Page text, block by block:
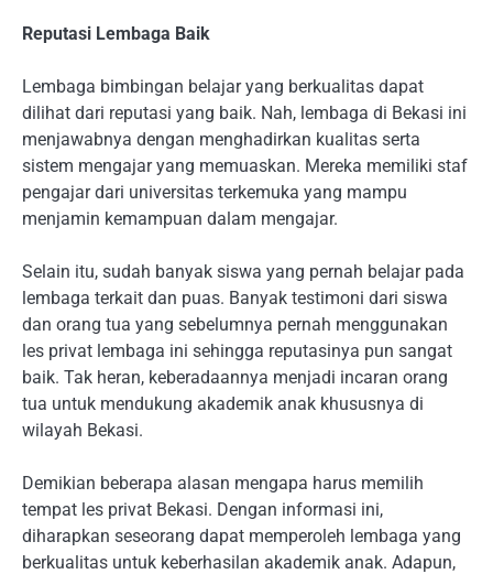
Reputasi Lembaga Baik
Lembaga bimbingan belajar yang berkualitas dapat
dilihat dari reputasi yang baik. Nah, lembaga di Bekasi ini
menjawabnya dengan menghadirkan kualitas serta
sistem mengajar yang memuaskan. Mereka memiliki staf
pengajar dari universitas terkemuka yang mampu
menjamin kemampuan dalam mengajar.
Selain itu, sudah banyak siswa yang pernah belajar pada
lembaga terkait dan puas. Banyak testimoni dari siswa
dan orang tua yang sebelumnya pernah menggunakan
les privat lembaga ini sehingga reputasinya pun sangat
baik. Tak heran, keberadaannya menjadi incaran orang
tua untuk mendukung akademik anak khususnya di
wilayah Bekasi.
Demikian beberapa alasan mengapa harus memilih
tempat les privat Bekasi. Dengan informasi ini,
diharapkan seseorang dapat memperoleh lembaga yang
berkualitas untuk keberhasilan akademik anak. Adapun,